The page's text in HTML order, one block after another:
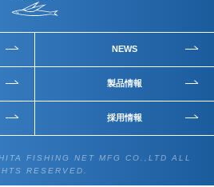
NEWS
製品情報
採用情報
FISHING NET MFG CO.,LTD ALL
RESERVED.